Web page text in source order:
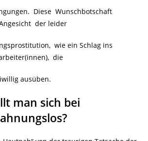
Diese Wunschbotschaft
der leider
wie ein Schlag ins
die
ausüben.
man sich bei